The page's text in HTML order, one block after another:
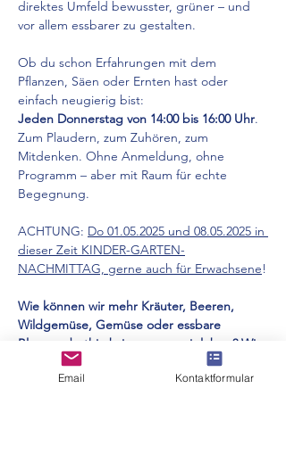
direktes Umfeld bewusster, grüner – und
vor allem essbarer zu gestalten.
Ob du schon Erfahrungen mit dem
Pflanzen, Säen oder Ernten hast oder
einfach neugierig bist:
Jeden Donnerstag von 14:00 bis 16:00 Uhr.
Zum Plaudern, zum Zuhören, zum
Mitdenken. Ohne Anmeldung, ohne
Programm – aber mit Raum für echte
Begegnung.
ACHTUNG: Do 01.05.2025 und 08.05.2025 in
dieser Zeit KINDER-GARTEN-
NACHMITTAG, gerne auch für Erwachsene!
Wie können wir mehr Kräuter, Beeren,
Wildgemüse, Gemüse oder essbare
Blumen dorthin bringen, wo wir leben? Wie
wird aus einem Park oder unserer Stadt ein
Ort des Teilhabens?
Email Kontaktformular